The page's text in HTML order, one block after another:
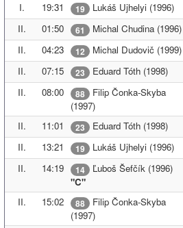
I.
19:31 19 Lukáš Ujhelyi (1996)
II.
01:50 61 Michal Chudina (1996)
II.
04:23 12 Michal Dudovič (1999)
II.
07:15 23 Eduard Tóth (1998)
II.
08:00 88
Filip Čonka-Skyba
(1997)
II. 11:01 23 Eduard Tóth (1998)
II.
13:21 19 Lukáš Ujhelyi (1996)
II.
14:19 14
Ľuboš Šefčík (1996)
"C"
II. 15:02 88
Filip Čonka-Skyba
(1997)